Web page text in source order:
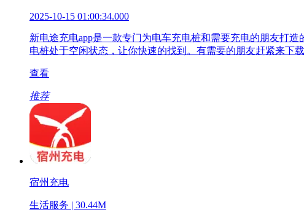
2025-10-15 01:00:34.000
新电途充电app是一款专门为电车充电桩和需要充电的朋友打
电桩处于空闲状态，让你快速的找到。有需要的朋友赶紧来下载
查看
推荐
宿州充电
生活服务 | 30.44M